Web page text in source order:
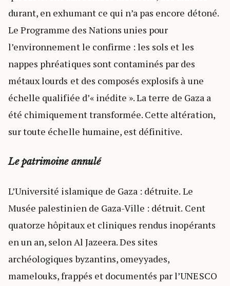
durant, en exhumant ce qui n’a pas encore détoné.
Le Programme des Nations unies pour
l’environnement le confirme : les sols et les
nappes phréatiques sont contaminés par des
métaux lourds et des composés explosifs à une
échelle qualifiée d’« inédite ». La terre de Gaza a
été chimiquement transformée. Cette altération,
sur toute échelle humaine, est définitive.
Le patrimoine annulé
L’Université islamique de Gaza : détruite. Le
Musée palestinien de Gaza-Ville : détruit. Cent
quatorze hôpitaux et cliniques rendus inopérants
en un an, selon Al Jazeera. Des sites
archéologiques byzantins, omeyyades,
mamelouks, frappés et documentés par l’UNESCO